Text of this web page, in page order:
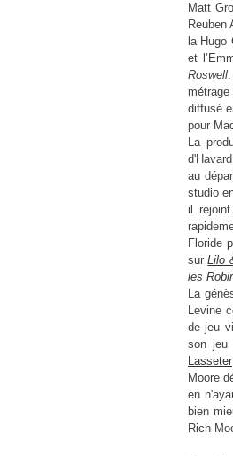
Matt
Reuben
la
et
Roswell
diffusé
pour
La
au
studio
i l
Floride
surLilo
les
La
Levine
de jeu
son jeu
Lasseter
Moore
en
bien
Rich